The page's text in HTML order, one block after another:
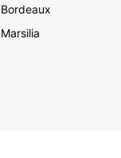
Bordeaux
Marsilia